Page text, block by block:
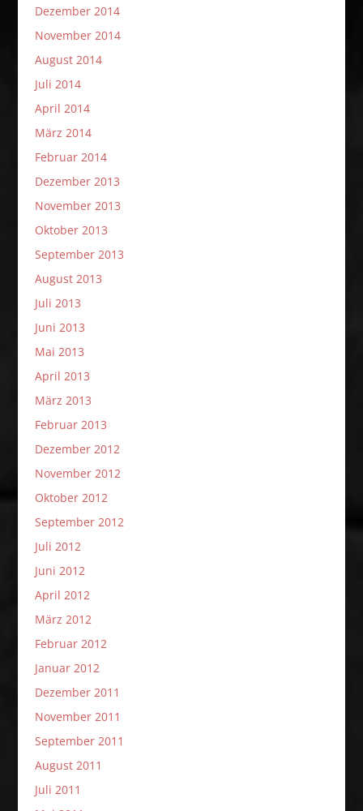
Dezember 2014
November 2014
August 2014
Juli 2014
April 2014
März 2014
Februar 2014
Dezember 2013
November 2013
Oktober 2013
September 2013
August 2013
Juli 2013
Juni 2013
Mai 2013
April 2013
März 2013
Februar 2013
Dezember 2012
November 2012
Oktober 2012
September 2012
Juli 2012
Juni 2012
April 2012
März 2012
Februar 2012
Januar 2012
Dezember 2011
November 2011
September 2011
August 2011
Juli 2011